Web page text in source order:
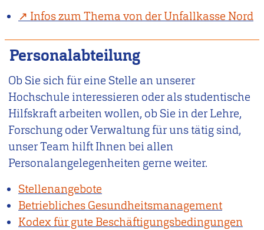
Infos zum Thema von der Unfallkasse Nord
Personalabteilung
Ob Sie sich für eine Stelle an unserer
Hochschule interessieren oder als studentische
Hilfskraft arbeiten wollen, ob Sie in der Lehre,
Forschung oder Verwaltung für uns tätig sind,
unser Team hilft Ihnen bei allen
Personalangelegenheiten gerne weiter.
Stellenangebote
Betriebliches Gesundheitsmanagement
Kodex für gute Beschäftigungsbedingungen